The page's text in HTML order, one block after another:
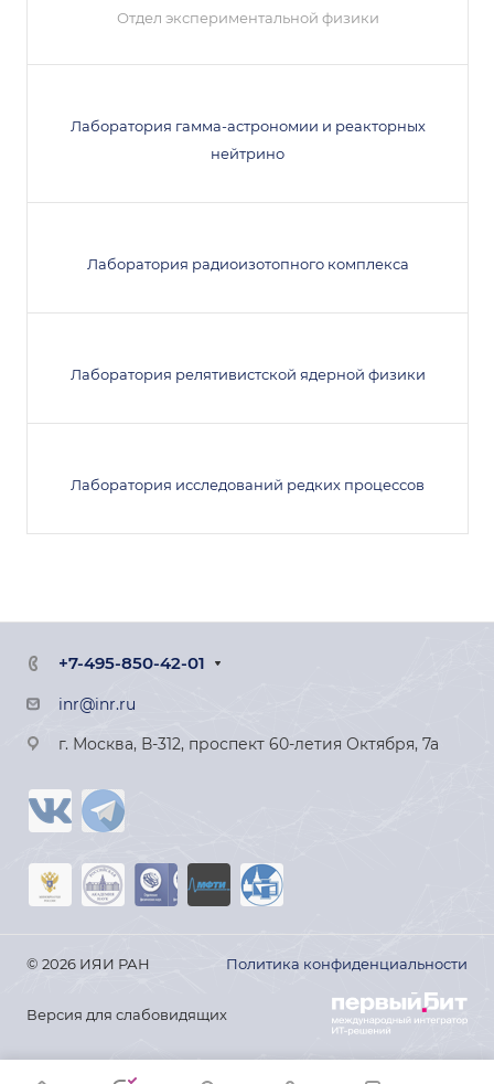
Отдел экспериментальной физики
Лаборатория гамма-астрономии и реакторных
нейтрино
Лаборатория радиоизотопного комплекса
Лаборатория релятивистской ядерной физики
Лаборатория исследований редких процессов
+7-495-850-42-01
inr@inr.ru
г. Москва, В-312, проспект 60-летия Октября, 7а
© 2026 ИЯИ РАН Политика конфиденциальности
Версия для слабовидящих